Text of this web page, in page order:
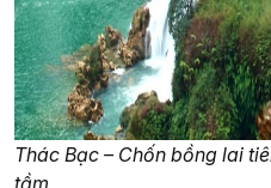
Thác Bạc – Chốn bồng lai
tầm